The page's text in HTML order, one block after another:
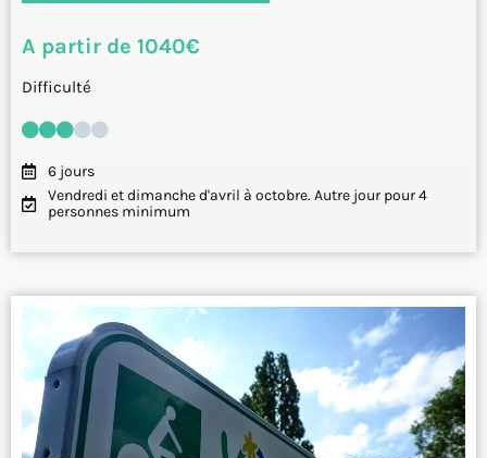
A partir de 1040€
Difficulté
6 jours
Vendredi et dimanche d'avril à octobre. Autre jour pour 4
personnes minimum